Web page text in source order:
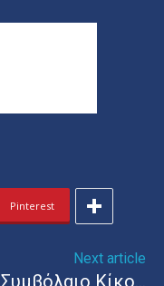
Pinterest
Next article